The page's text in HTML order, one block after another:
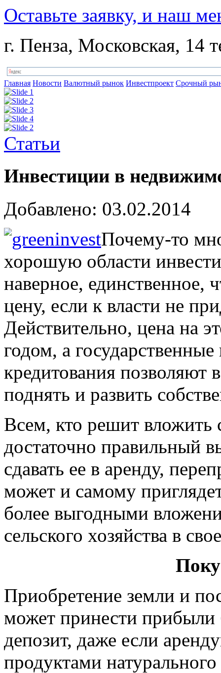
Оставьте заявку, и наш
г. Пенза, Московская, 14
Главная Новости Валютный рынок Инвестпроект Срочный
Статьи
Инвестиции в
Добавлено: 03.02.2014
Почему-то
хорошую области
наверное, единственное,
цену, если к власти не
Действительно, цена на
годом, а
кредитования позволяют
поднять и развить
Всем, кто решит вложить
достаточно правильный
сдавать ее в аренду,
может и самому
более выгодными
сельского хозяйства в
Приобретение земли и
может принести
депозит, даже если
продуктами